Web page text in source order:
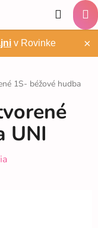
v Rovinke ×
Hľadať
1S- béžové hudba
UNI